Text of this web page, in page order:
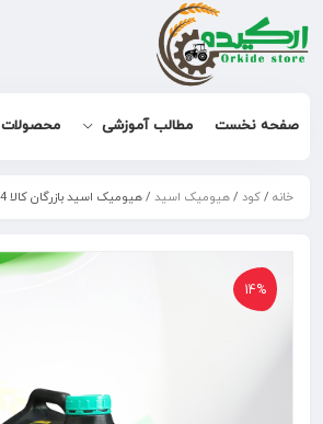
صفحه نخست مطالب آموزشی محصولات
خانه /کود /هیومیک اسید / هیومیک اسید بازرگان کالا 4 لیتری
14%